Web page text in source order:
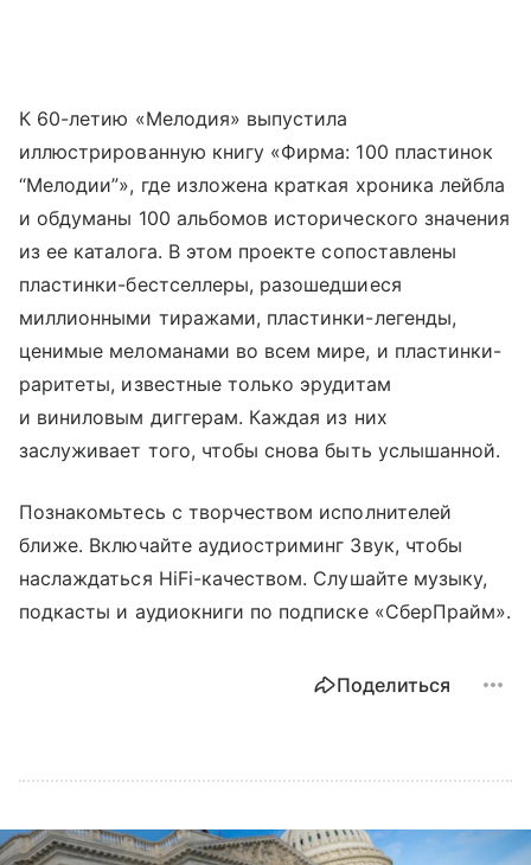
К 60-летию «Мелодия» выпустила
иллюстрированную книгу «Фирма: 100 пластинок
“Мелодии”», где изложена краткая хроника лейбла
и обдуманы 100 альбомов исторического значения
из ее каталога. В этом проекте сопоставлены
пластинки-бестселлеры, разошедшиеся
миллионными тиражами, пластинки-легенды,
ценимые меломанами во всем мире, и пластинки-
раритеты, известные только эрудитам
и виниловым диггерам. Каждая из них
заслуживает того, чтобы снова быть услышанной.
Познакомьтесь с творчеством исполнителей
ближе. Включайте аудиостриминг Звук, чтобы
наслаждаться HiFi-качеством. Слушайте музыку,
подкасты и аудиокниги по подписке «СберПрайм».
Поделиться